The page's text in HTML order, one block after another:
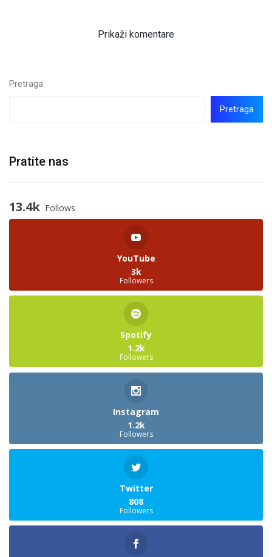
Prikaži komentare
Pretraga
Pretraga
Pratite nas
13.4k Follows
YouTube
3k
Followers
Spotify
1.2k
Followers
Instagram
1.2k
Followers
Twitter
808
Followers